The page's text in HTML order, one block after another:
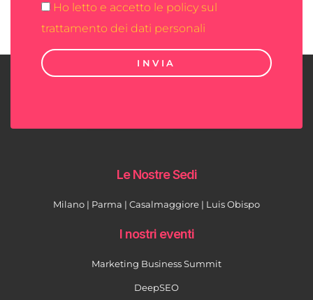
Ho letto e accetto le policy sul
trattamento dei dati personali
INVIA
Le Nostre Sedi
Milano | Parma | Casalmaggiore | Luis Obispo
I nostri eventi
Marketing Business Summit
DeepSEO